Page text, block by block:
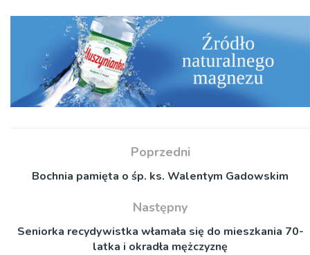
Poprzedni
Bochnia pamięta o śp. ks. Walentym Gadowskim
Następny
Seniorka recydywistka włamała się do mieszkania 70-
latka i okradła mężczyznę